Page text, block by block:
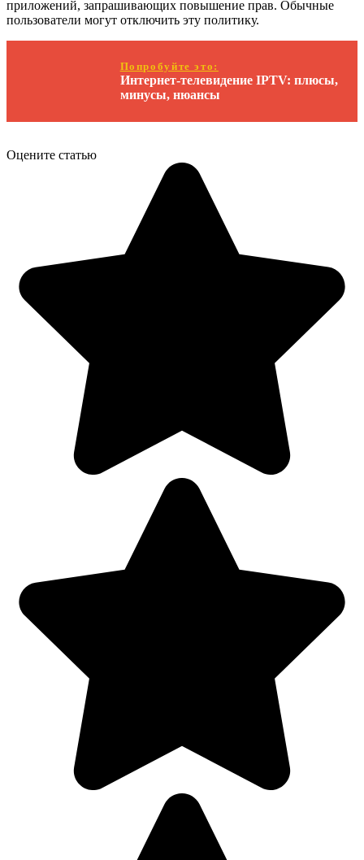
приложений, запрашивающих повышение прав. Обычные
пользователи могут отключить эту политику.
Попробуйте это:
Интернет-телевидение IPTV: плюсы,
минусы, нюансы
Оцените статью